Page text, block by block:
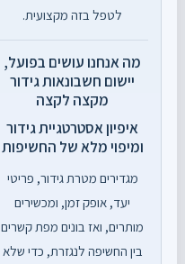
לטפל בזה מקצועית.
מה אנחנו עושים בפועל,
יישום חשבונאות גידור
מקצה לקצה
איפיון אסטרטגיית גידור
ומיפוי מלא של החשיפות
מגדירים מטרת גידור, פריטי
יעד, אופק זמן, ומכשירים
מותרים, ואז בונים מפת קשרים
בין החשיפה לנגזרת, כדי שלא